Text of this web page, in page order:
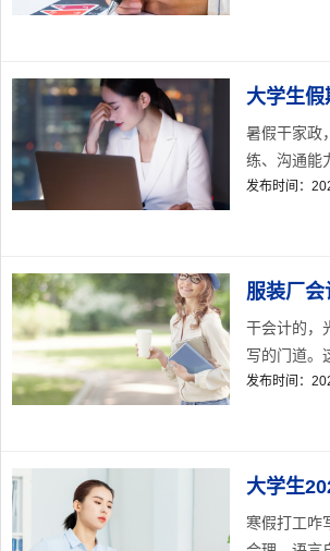
大学生
暑假干家政
练、沟通能
发布时间：
服装厂
干会计的，
写的门道。
发布时间：
大学生
寒假打工咋